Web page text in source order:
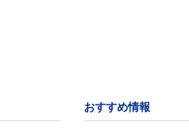
おすすめ情報